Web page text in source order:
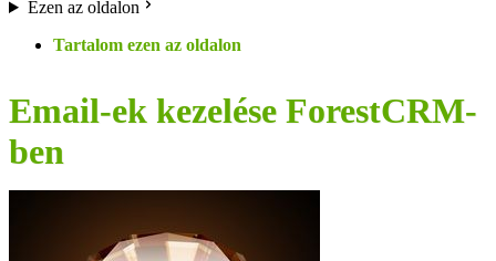
Ezen az oldalon
Email-ek kezelése ForestCRM-
ben